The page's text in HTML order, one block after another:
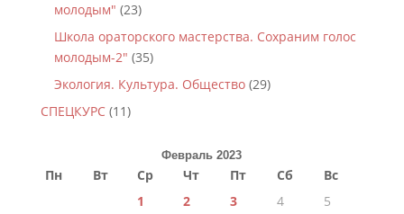
молодым" (23)
Школа ораторского мастерства. Сохраним голос
молодым-2" (35)
Экология. Культура. Общество(29)
СПЕЦКУРС(11)
Февраль 2023
Пн Вт Ср Чт Пт Сб
Вс
1
2 3 4
5